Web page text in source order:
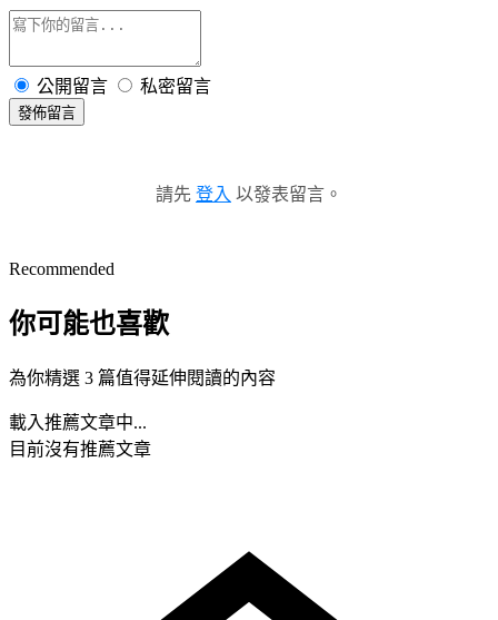
公開留言 私密留言
發佈留言
請先 登入 以發表留言。
Recommended
你可能也喜歡
為你精選 3 篇值得延伸閱讀的內容
載入推薦文章中...
目前沒有推薦文章